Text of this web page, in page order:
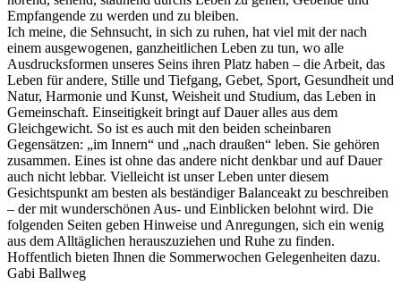
Empfangende zu werden und zu bleiben.
Ich meine, die Sehnsucht, in sich zu ruhen, hat viel mit der nach
einem ausgewogenen, ganzheitlichen Leben zu tun, wo alle
Ausdrucksformen unseres Seins ihren Platz haben – die Arbeit, das
Leben für andere, Stille und Tiefgang, Gebet, Sport, Gesundheit und
Natur, Harmonie und Kunst, Weisheit und Studium, das Leben in
Gemeinschaft. Einseitigkeit bringt auf Dauer alles aus dem
Gleichgewicht. So ist es auch mit den beiden scheinbaren
Gegensätzen: „im Innern“ und „nach draußen“ leben. Sie gehören
zusammen. Eines ist ohne das andere nicht denkbar und auf Dauer
auch nicht lebbar. Vielleicht ist unser Leben unter diesem
Gesichtspunkt am besten als beständiger Balanceakt zu beschreiben
– der mit wunderschönen Aus- und Einblicken belohnt wird. Die
folgenden Seiten geben Hinweise und Anregungen, sich ein wenig
aus dem Alltäglichen herauszuziehen und Ruhe zu finden.
Hoffentlich bieten Ihnen die Sommerwochen Gelegenheiten dazu.
Gabi Ballweg